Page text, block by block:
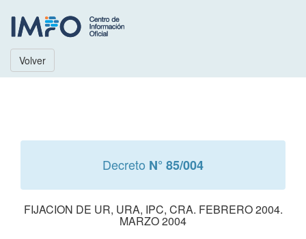
Volver
Decreto N° 85/004
FIJACION DE UR, URA, IPC, CRA. FEBRERO 2004.
MARZO 2004